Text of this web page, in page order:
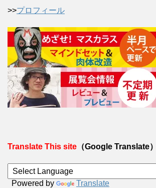
>>プロフィール
Translate This site （Google Translate）
Powered by Translate